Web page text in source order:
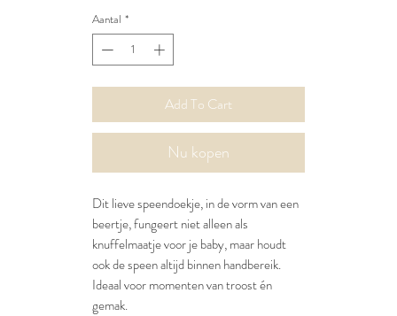
Aantal *
Add To Cart
Nu kopen
Dit lieve speendoekje, in de vorm van een
beertje, fungeert niet alleen als
knuffelmaatje voor je baby, maar houdt
ook de speen altijd binnen handbereik.
Ideaal voor momenten van troost én
gemak.